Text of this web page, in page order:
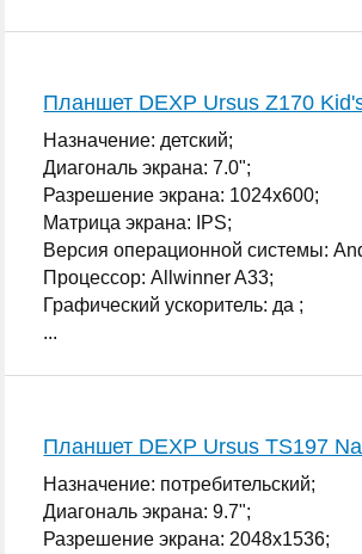
Планшет DEXP Ursus Z170
Назначение: детский;
Диагональ экрана: 7.0";
Разрешение экрана: 1024x600;
Матрица экрана: IPS;
Версия операционной системы:
Процессор: Allwinner A33;
Графический ускоритель: да ;
...
Планшет DEXP Ursus TS197
Назначение: потребительский;
Диагональ экрана: 9.7";
Разрешение экрана: 2048x1536;